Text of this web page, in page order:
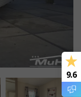
9.6